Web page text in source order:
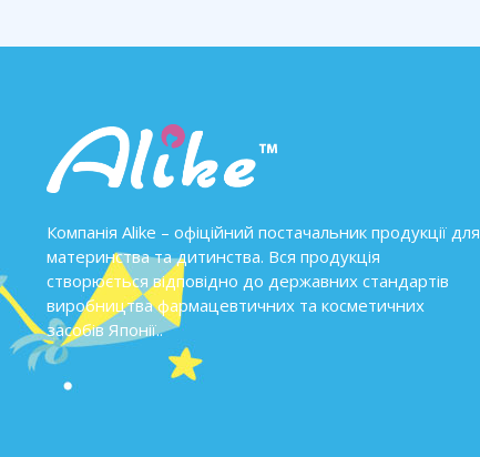
Компанія Alike – офіційний постачальник продукції для
материнства та дитинства. Вся продукція
створюється відповідно до державних стандартів
виробництва фармацевтичних та косметичних
засобів Японії..